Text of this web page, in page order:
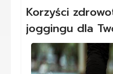
Korzyści
joggingu dla